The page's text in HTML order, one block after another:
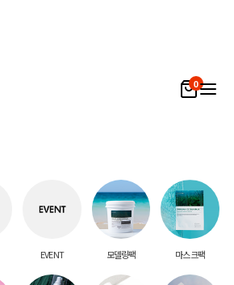
0
EVENT 모델링팩 마스크팩